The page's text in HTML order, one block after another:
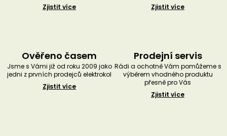
Zjistit více
Zjistit více
Ověřeno časem
Jsme s Vámi již od roku 2009 jako
jedni z prvních prodejců elektrokol
Zjistit více
Prodejní servis
Rádi a ochotně Vám pomůžeme s
výběrem vhodného produktu
přesně pro Vás
Zjistit více